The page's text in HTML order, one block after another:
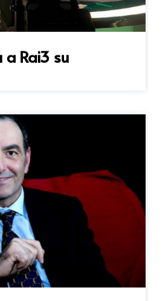
a Rai3 su